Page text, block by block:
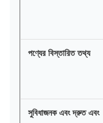
পণ্যের বিস্তারিত তথ্য
সুবিধাজনক এবং দ্রুত এবং